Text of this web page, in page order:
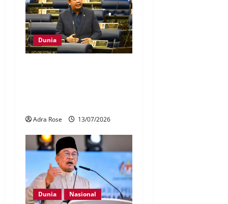
Dunia
Adra Rose 13/07/2026
Dunia Nasional